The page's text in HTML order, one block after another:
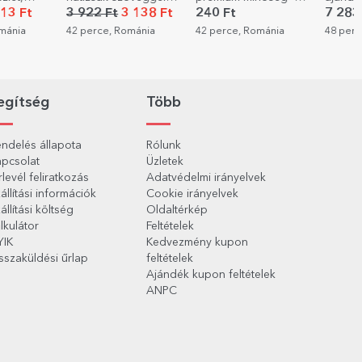
polaroid
Ft
Szivárvány
3 922 Ft3 138 Ft
42 perce, Románia
10x15 cm-es
formátum
240 Ft
42 perce, Románia
7
48
állapota
feliratkozás
információk
költség
űrlap
Több
Rólunk
Üzletek
Adatvédelmi irányelvek
Cookie irányelvek
Oldaltérkép
Feltételek
Kedvezmény kupon
feltételek
Ajándék kupon feltételek
ANPC